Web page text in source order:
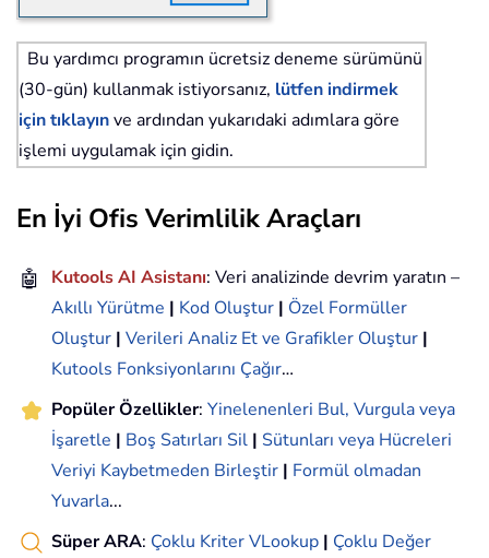
Bu yardımcı programın ücretsiz deneme sürümünü
(30-gün) kullanmak istiyorsanız, lütfen indirmek
için tıklayınve ardından yukarıdaki adımlara göre
işlemi uygulamak için gidin.
En İyi Ofis Verimlilik Araçları
🤖 Kutools AI Asistanı: Veri analizinde devrim yaratın –
Akıllı Yürütme | Kod Oluştur | Özel Formüller
Oluştur | Verileri Analiz Et ve Grafikler Oluştur |
Kutools Fonksiyonlarını Çağır…
Popüler Özellikler: Yinelenenleri Bul, Vurgula veya
İşaretle | Boş Satırları Sil | Sütunları veya Hücreleri
Veriyi Kaybetmeden Birleştir | Formül olmadan
Yuvarla...
Süper ARA: Çoklu Kriter VLookup | Çoklu Değer